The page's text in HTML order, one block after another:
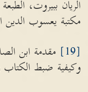
مكتبة يعسوب الدين
[19]
مقدمة ابن
وكيفية ضبط الكتاب